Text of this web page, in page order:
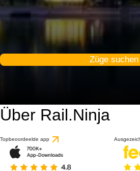
Züge suchen
Über Rail.Ninja
Topbeoordeelde app